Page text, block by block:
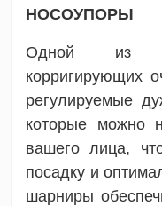
НОСОУПОРЫ
Одной из
корригирующих
регулируемые
которые можно
вашего лица,
посадку и
шарниры